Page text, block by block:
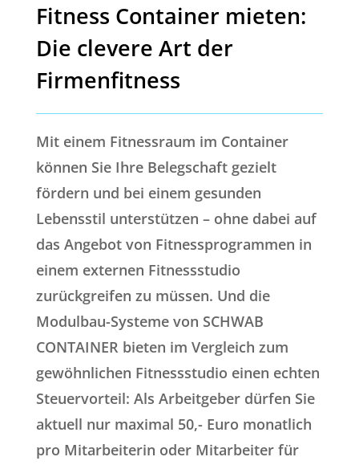
Fitness Container mieten:
Die clevere Art der
Firmenfitness
Mit einem Fitnessraum im Container
können Sie Ihre Belegschaft gezielt
fördern und bei einem gesunden
Lebensstil unterstützen – ohne dabei auf
das Angebot von Fitnessprogrammen in
einem externen Fitnessstudio
zurückgreifen zu müssen. Und die
Modulbau-Systeme von SCHWAB
CONTAINER bieten im Vergleich zum
gewöhnlichen Fitnessstudio einen echten
Steuervorteil: Als Arbeitgeber dürfen Sie
aktuell nur maximal 50,- Euro monatlich
pro Mitarbeiterin oder Mitarbeiter für